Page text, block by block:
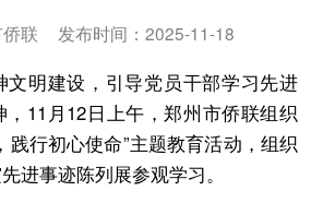
联 发布时间：2025-11-18
明建设，引导党员干部学习先进
11月12日上午，郑州市侨联组织
践行初心使命”主题教育活动，组织
进事迹陈列展参观学习。